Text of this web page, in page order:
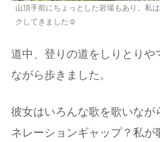
山頂手前にちょっとした岩場もあり。私
クしてきました☺️
道中、登りの道をしりとりや
ながら歩きました。
彼女はいろんな歌を歌いなが
ネレーションギャップ？私が